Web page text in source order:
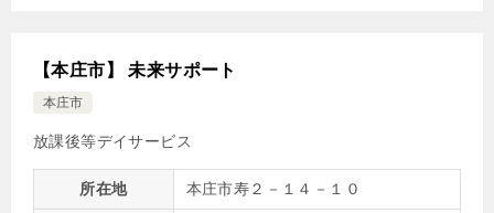
【本庄市】 未来サポート
本庄市
放課後等デイサービス
所在地 本庄市寿２－１４－１０